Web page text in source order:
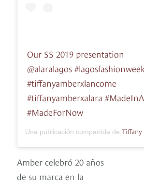
Our SS 2019 presentation
@alaralagos #lagosfashionweek
#tiffanyamberxlancome
#tiffanyamberxalara
#MadeForNow
Una publicación compartida de Tiffany
Amber celebró 20 años
de su marca en la